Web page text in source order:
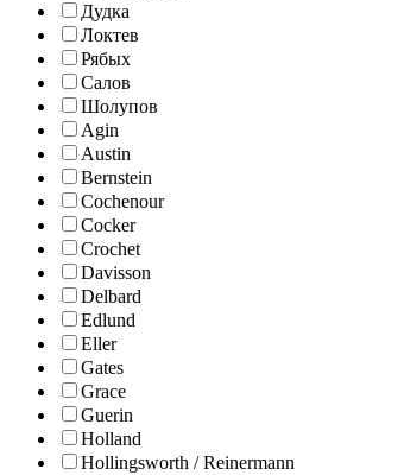
Дудка
Локтев
Рябых
Салов
Шолупов
Agin
Austin
Bernstein
Cochenour
Cocker
Crochet
Davisson
Delbard
Edlund
Eller
Gates
Grace
Guerin
Holland
Hollingsworth / Reinermann